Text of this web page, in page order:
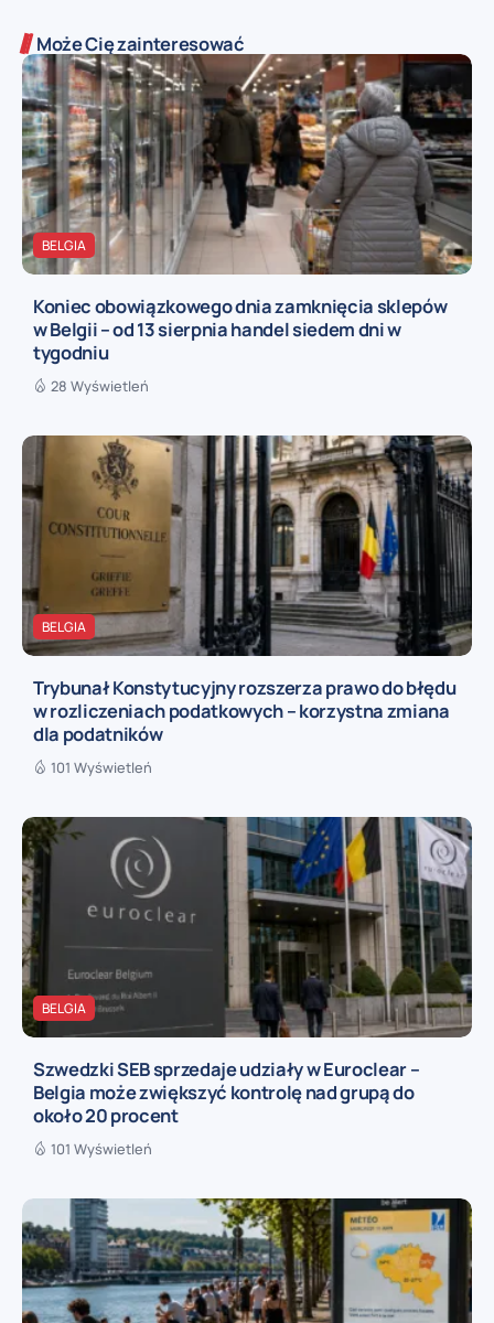
Może Cię zainteresować
BELGIA
Koniec obowiązkowego dnia zamknięcia sklepów
w Belgii – od 13 sierpnia handel siedem dni w
tygodniu
28 Wyświetleń
BELGIA
Trybunał Konstytucyjny rozszerza prawo do błędu
w rozliczeniach podatkowych – korzystna zmiana
dla podatników
101 Wyświetleń
BELGIA
Szwedzki SEB sprzedaje udziały w Euroclear –
Belgia może zwiększyć kontrolę nad grupą do
około 20 procent
101 Wyświetleń